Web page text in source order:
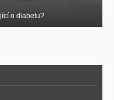
o diabetu?